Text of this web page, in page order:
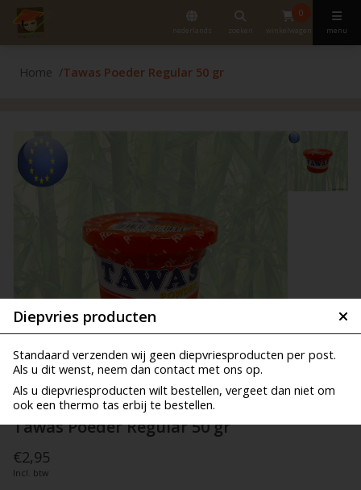
nederlands zoeken
0
winkelwagen menu
Diepvries producten
Standaard verzenden wij geen diepvriesproducten per post.
Als u dit wenst, neem dan contact met ons op.
Als u diepvriesproducten wilt bestellen, vergeet dan niet om
ook een thermo tas erbij te bestellen.
Home Tawas Poeder Regular 50 gr
Tawas Poeder Regular 50 gr
€2,95
Incl. btw